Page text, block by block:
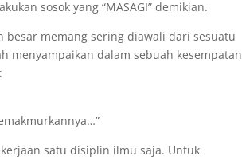
sosok yang “MASAGI” demikian.
besar memang sering diawali dari sesuatu
menyampaikan dalam sebuah kesempatan
satu disiplin ilmu saja. Untuk